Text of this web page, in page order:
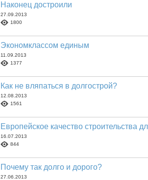
Наконец достроили
27.09.2013
1800
Экономклассом единым
11.09.2013
1377
Как не вляпаться в долгострой?
12.08.2013
1561
Европейское качество строительства
16.07.2013
844
Почему так долго и дорого?
27.06.2013